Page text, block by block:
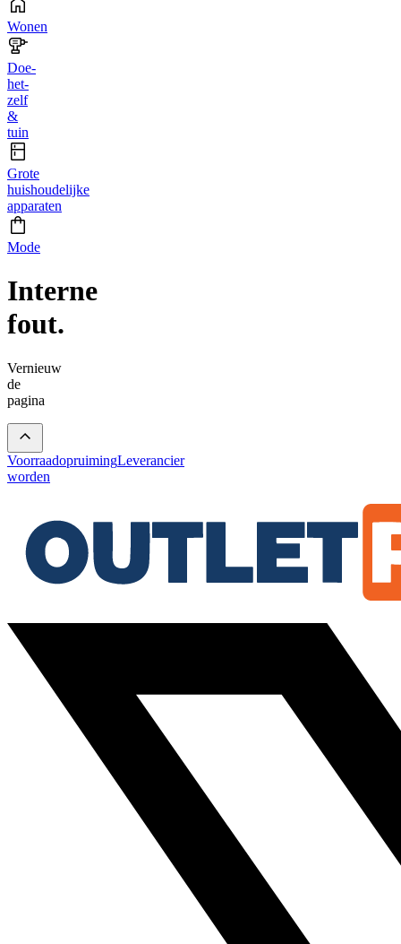
Wonen
Doe-
het-
zelf
&
tuin
Grote
huishoudelijke
apparaten
Mode
Interne
fout.
Vernieuw
de
pagina
VoorraadopruimingLeverancier
worden